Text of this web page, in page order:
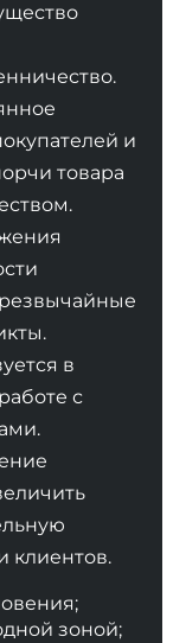
и
товара
в
с
клиентов.
зоной;